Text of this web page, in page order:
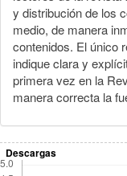
y distribución de los
medio, de manera
contenidos. El único
indique clara y
primera vez en la
manera correcta la
Descargas